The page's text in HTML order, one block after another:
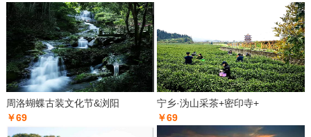
周洛蝴蝶古装文化节&浏阳
￥69
宁乡·沩山采茶+密印寺+
￥69